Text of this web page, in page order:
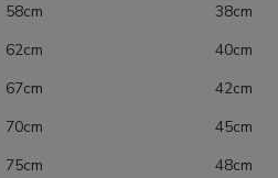
38cm
40cm
42cm
45cm
48cm